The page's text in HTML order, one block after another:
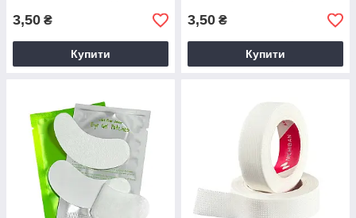
3,50 ₴
Купити
3,50 ₴
Купити